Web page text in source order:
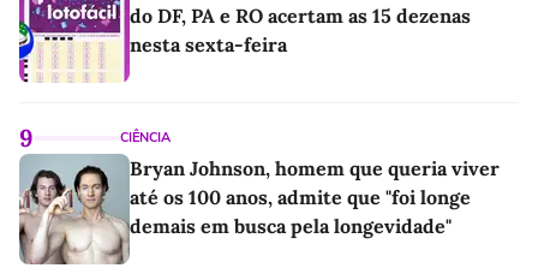
do DF, PA e RO acertam as 15 dezenas
nesta sexta-feira
9 CIÊNCIA
Bryan Johnson, homem que queria viver
até os 100 anos, admite que "foi longe
demais em busca pela longevidade"